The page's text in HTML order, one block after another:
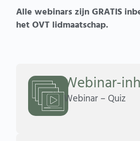
Alle webinars zijn GRATIS
het OVT lidmaatschap.
Webinar-
Webinar – Quiz